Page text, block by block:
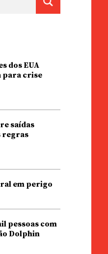
dos EUA
para crise
saídas
regras
em perigo
pessoas com
Dolphin